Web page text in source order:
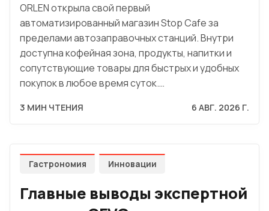
ORLEN открыла свой первый
автоматизированный магазин Stop Cafe за
пределами автозаправочных станций. Внутри
доступна кофейная зона, продукты, напитки и
сопутствующие товары для быстрых и удобных
покупок в любое время суток.…
3 МИН ЧТЕНИЯ 6 АВГ. 2026 Г.
Гастрономия Инновации
Главные выводы экспертной